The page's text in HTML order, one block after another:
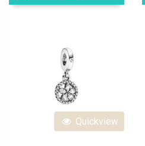
Quickview